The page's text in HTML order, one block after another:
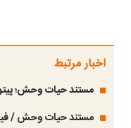
اخبار مرتبط
مستند حیات وحش؛
مستند حیات وحش / فیل گردن